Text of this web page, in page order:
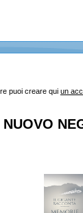
puoi creare qui un
NUOVO